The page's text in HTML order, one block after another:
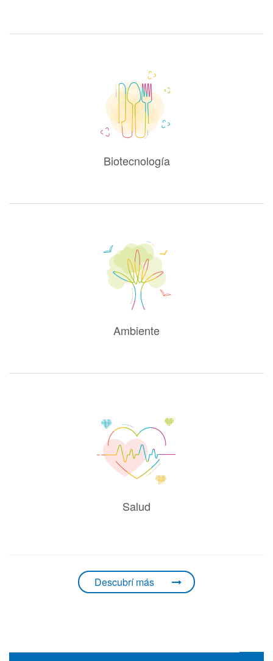
Biotecnología
Ambiente
Salud
Descubrí más